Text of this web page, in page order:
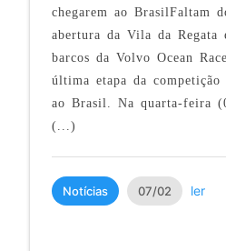
chegarem ao BrasilFaltam
abertura da Vila da Regata
barcos da Volvo Ocean
última etapa da competição
ao Brasil. Na quarta-feira
(...)
Notícias 07/02 ler